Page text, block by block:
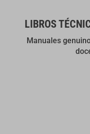
LIBROS
Manuales